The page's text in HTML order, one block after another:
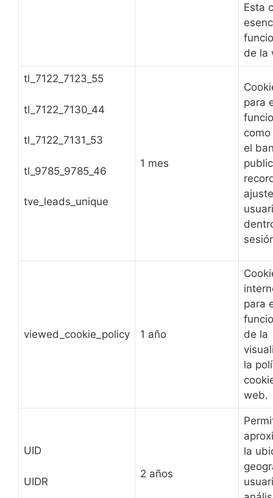
Esta
de la
tl_7122_7123_55
tl_7122_7130_44
tl_7122_7131_53
tl_9785_9785_46
tve_leads_unique
1 mes
para
el
viewed_cookie_policy 1 año
para
de la
la
web.
UID
UIDR
2 años
la